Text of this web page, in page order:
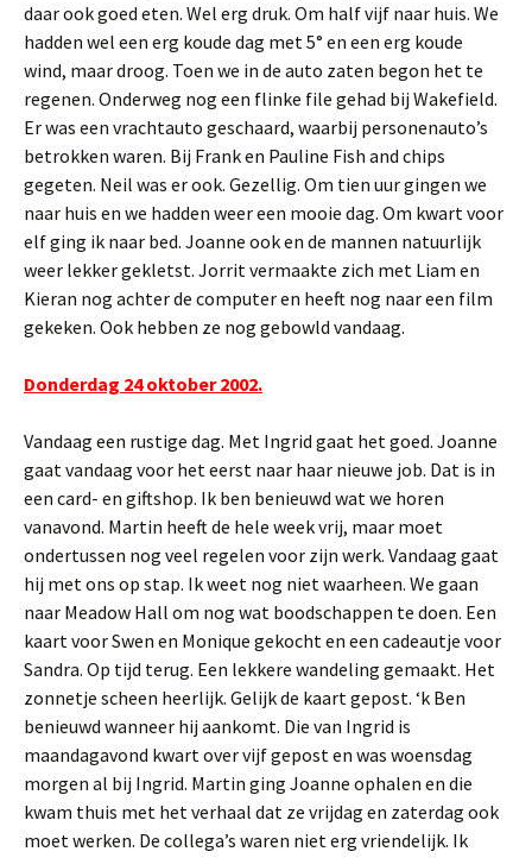
daar ook goed eten. Wel erg druk. Om half vijf naar huis. We
hadden wel een erg koude dag met 5° en een erg koude
wind, maar droog. Toen we in de auto zaten begon het te
regenen. Onderweg nog een flinke file gehad bij Wakefield.
Er was een vrachtauto geschaard, waarbij personenauto’s
betrokken waren. Bij Frank en Pauline Fish and chips
gegeten. Neil was er ook. Gezellig. Om tien uur gingen we
naar huis en we hadden weer een mooie dag. Om kwart voor
elf ging ik naar bed. Joanne ook en de mannen natuurlijk
weer lekker gekletst. Jorrit vermaakte zich met Liam en
Kieran nog achter de computer en heeft nog naar een film
gekeken. Ook hebben ze nog gebowld vandaag.
Donderdag 24 oktober 2002.
Vandaag een rustige dag. Met Ingrid gaat het goed. Joanne
gaat vandaag voor het eerst naar haar nieuwe job. Dat is in
een card- en giftshop. Ik ben benieuwd wat we horen
vanavond. Martin heeft de hele week vrij, maar moet
ondertussen nog veel regelen voor zijn werk. Vandaag gaat
hij met ons op stap. Ik weet nog niet waarheen. We gaan
naar Meadow Hall om nog wat boodschappen te doen. Een
kaart voor Swen en Monique gekocht en een cadeautje voor
Sandra. Op tijd terug. Een lekkere wandeling gemaakt. Het
zonnetje scheen heerlijk. Gelijk de kaart gepost. ‘k Ben
benieuwd wanneer hij aankomt. Die van Ingrid is
maandagavond kwart over vijf gepost en was woensdag
morgen al bij Ingrid. Martin ging Joanne ophalen en die
kwam thuis met het verhaal dat ze vrijdag en zaterdag ook
moet werken. De collega’s waren niet erg vriendelijk. Ik